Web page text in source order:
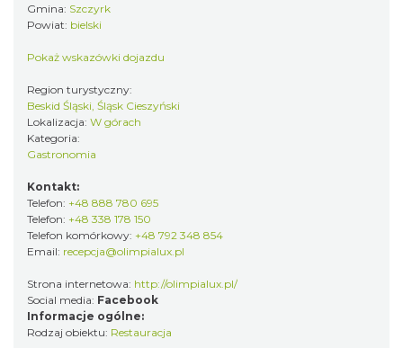
Gmina: Szczyrk
Powiat: bielski
Pokaż wskazówki dojazdu
Region turystyczny:
Beskid Śląski, Śląsk Cieszyński
Lokalizacja: W górach
Kategoria:
Gastronomia
Kontakt:
Telefon: +48 888 780 695
Telefon: +48 338 178 150
Telefon komórkowy: +48 792 348 854
Email: recepcja@olimpialux.pl
Strona internetowa: http://olimpialux.pl/
Social media: Facebook
Informacje ogólne:
Rodzaj obiektu: Restauracja